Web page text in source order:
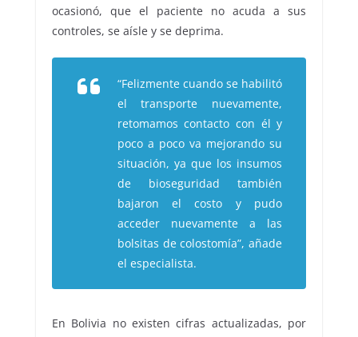
ocasionó, que el paciente no acuda a sus
controles, se aísle y se deprima.
“Felizmente cuando se habilitó
el transporte nuevamente,
retomamos contacto con él y
poco a poco va mejorando su
situación, ya que los insumos
de bioseguridad también
bajaron el costo y pudo
acceder nuevamente a las
bolsitas de colostomía”, añade
el especialista.
En Bolivia no existen cifras actualizadas, por